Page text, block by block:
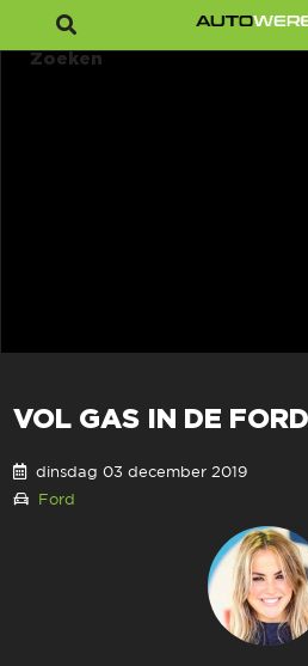
Zoeken
VOL GAS IN DE
dinsdag 03 december 2019
Ford